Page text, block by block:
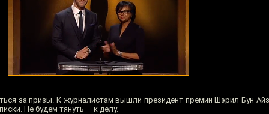
за призы. К журналистам вышли президент премии Шэрил Бун
Не будем тянуть — к делу.